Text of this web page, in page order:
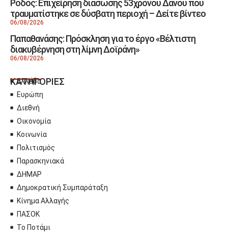
Ρόδος: Επιχείρηση διάσωσης 53χρονου Δανού που
τραυματίστηκε σε δύσβατη περιοχή – Δείτε βίντεο
06/08/2026
Παπαθανάσης: Πρόσκληση για το έργο «Βέλτιστη
διακυβέρνηση στη λίμνη Δοϊράνη»
06/08/2026
ΚΑΤΗΓΟΡΙΕΣ
Ελλάδα
Ευρώπη
Διεθνή
Οικονομία
Κοινωνία
Πολιτισμός
Παρασκηνιακά
ΔΗΜΑΡ
Δημοκρατική Συμπαράταξη
Κίνημα Αλλαγής
ΠΑΣΟΚ
Το Ποτάμι